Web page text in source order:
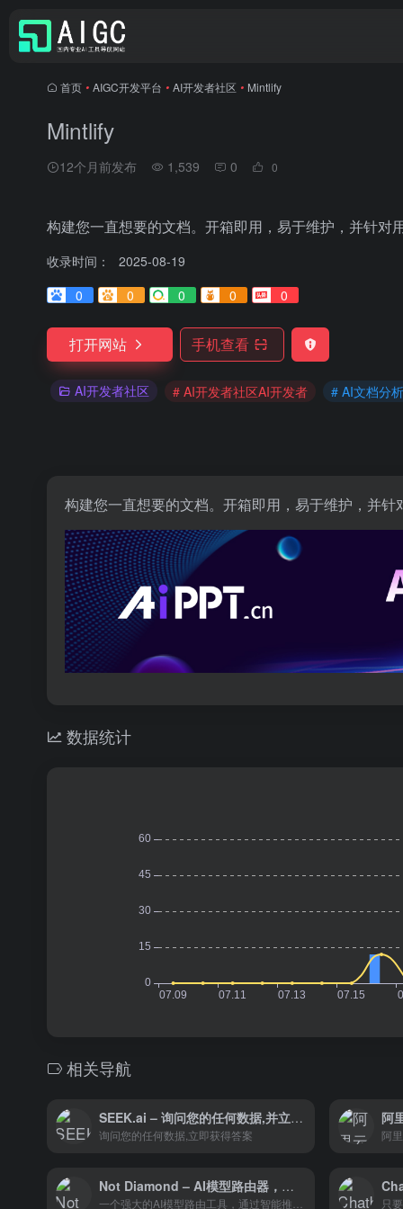
首页 • AIGC开发平台 • AI开发者社区 • Mintlify
Mintlify
12个月前发布 1,539 0 0
构建您一直想要的文档。开箱即用，易于维护，并针对
收录时间：
2025-08-19
0
0 0 0 0
打开网站 手机查看
AI开发者社区 # AI开发者社区AI开发者 # AI文档分析
构建您一直想要的文档。开箱即用，易于维护，并针
数据统计
相关导航
SEEK.ai – 询问您的任何数据,并立即获得答案
询问您的任何数据,立即获得答案
阿
阿
Not Diamond – AI模型路由器，智能选择最合适的AI模型
一个强大的AI模型路由工具，通过智能推荐最适合每个查询的模型，显著提高了准确性和效率，同时降低了成本